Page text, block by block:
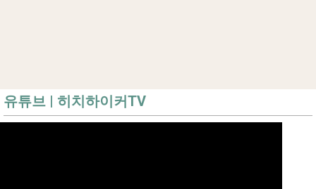
유튜브 | 히치하이커TV